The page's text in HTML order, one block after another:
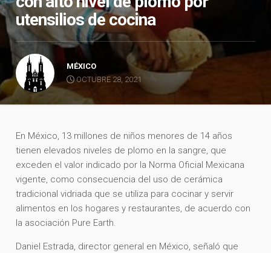
utensilios de cocina
MÉXICO
OCTUBRE 28, 2021
En México, 13 millones de niños menores de 14 años
tienen elevados niveles de plomo en la sangre, que
exceden el valor indicado por la Norma Oficial Mexicana
vigente, como consecuencia del uso de cerámica
tradicional vidriada que se utiliza para cocinar y servir
alimentos en los hogares y restaurantes, de acuerdo con
la asociación Pure Earth.
Daniel Estrada, director general en México, señaló que